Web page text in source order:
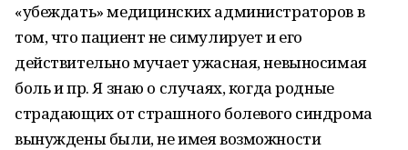
«убеждать» медицинских администраторов в
том, что пациент не симулирует и его
действительно мучает ужасная, невыносимая
боль и пр. Я знаю о случаях, когда родные
страдающих от страшного болевого синдрома
вынуждены были, не имея возможности